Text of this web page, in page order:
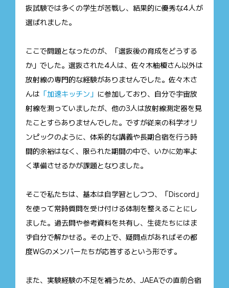
抜試験では多くの学生が苦戦し、結果的に優秀な4人が
選ばれました。
ここで問題となったのが、「選抜後の育成をどうする
か」でした。選抜された4人は、佐々木柚榎さん以外は
放射線の専門的な経験がありませんでした。佐々木さ
んは 「加速キッチン」 に参加しており、自分で宇宙放
射線を測っていましたが、他の3人は放射線測定器を見
たことすらありませんでした。ですが従来の科学オリ
ンピックのように、体系的な講義や長期合宿を行う時
間的余裕はなく、限られた期間の中で、いかに効率よ
く準備させるかが課題となりました。
そこで私たちは、基本は自学習としつつ、「Discord」
を使って常時質問を受け付ける体制を整えることにし
ました。過去問や参考資料を共有し、生徒たちにはま
ず自分で解かせる。その上で、疑問点があればその都
度WGのメンバーたちが応答するという形です。
また、実験経験の不足を補うため、JAEAでの直前合宿